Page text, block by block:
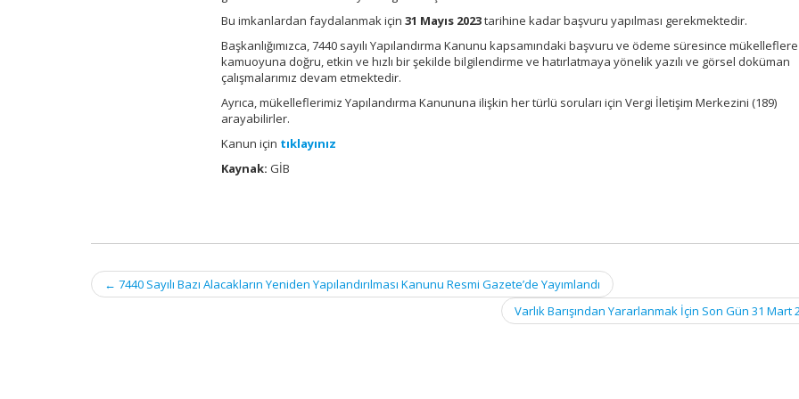
Bu imkanlardan faydalanmak için31 Mayıs 2023tarihine kadar başvuru yapılması gerekmektedir.
Başkanlığımızca, 7440 sayılı Yapılandırma Kanunu kapsamındaki başvuru ve ödeme süresince
kamuoyuna doğru, etkin ve hızlı bir şekilde bilgilendirme ve hatırlatmaya yönelik yazılı ve görsel doküman
çalışmalarımız devam etmektedir.
Ayrıca, mükelleflerimiz Yapılandırma Kanununa ilişkin her türlü soruları için Vergi İletişim Merkezini (189)
arayabilirler.
Kanun için tıklayınız
Kaynak: GİB
Post
← 7440 Sayılı Bazı Alacakların Yeniden Yapılandırılması Kanunu Resmi Gazete’de Yayımlandı
Varlık Barışından Yararlanmak İçin Son Gün 31 Mart